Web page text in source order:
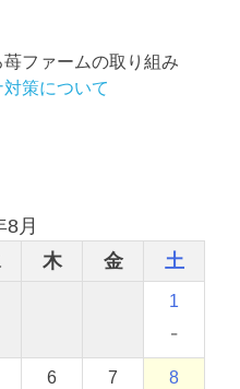
ファームの取り組み
策について
8月
木 金 土
1
-
6 7 8